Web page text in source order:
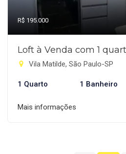
R$ 195.000
Loft à Venda com 1
Vila Matilde, São Paulo-SP
1 Quarto 1 Banheiro
Mais informações